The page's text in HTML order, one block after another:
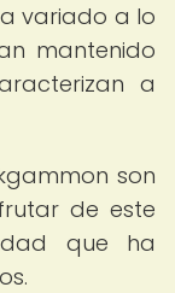
variado a lo
mantenido
a
son
de este
que ha